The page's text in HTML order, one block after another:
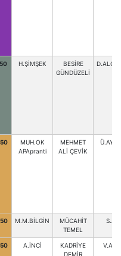
H.ŞİMŞEK
BESİRE
GÜNDÜZELİ
MUH.OK
APApranti
MEHMET
ALİ ÇEVİK
M.M.BİLGİN
MÜCAHİT
TEMEL
A.İNCİ
KADRİYE
DEMİR